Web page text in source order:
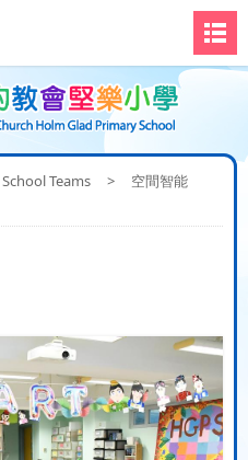
School Teams >
空間智能